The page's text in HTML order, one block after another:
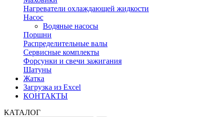
Нагреватели охлаждающей жидкости
Насос
Водяные насосы
Поршни
Распределительные валы
Сервисные комплекты
Форсунки и свечи зажигания
Шатуны
Жатка
Загрузка из Excel
КОНТАКТЫ
КАТАЛОГ